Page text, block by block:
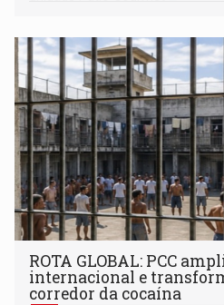
ROTA GLOBAL: PCC
internacional e
corredor da cocaína